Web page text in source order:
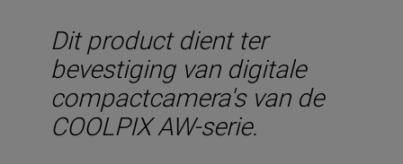
Dit product dient ter
bevestiging van digitale
compactcamera's van de
COOLPIX AW-serie.